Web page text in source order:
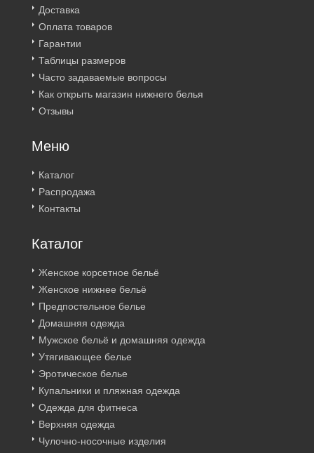
Доставка
Оплата товаров
Гарантии
Таблицы размеров
Часто задаваемые вопросы
Как открыть магазин нижнего белья
Отзывы
Меню
Каталог
Распродажа
Контакты
Каталог
Женское корсетное бельё
Женское нижнее бельё
Предпостельное белье
Домашняя одежда
Мужское бельё и домашняя одежда
Утягивающее белье
Эротическое белье
Купальники и пляжная одежда
Одежда для фитнеса
Верхняя одежда
Чулочно-носочные изделия